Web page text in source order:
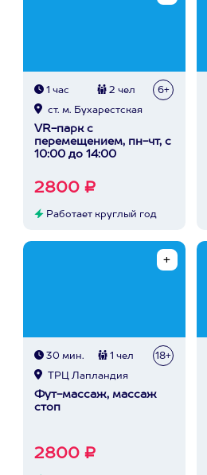
1 час 2 чел 6+
ст. м. Бухарестская
VR-парк с
перемещением, пн-чт, с
10:00 до 14:00
2800 ₽
Работает круглый год
30 мин. 1 чел 18+
ТРЦ Лапландия
Фут-массаж, массаж
стоп
2800 ₽